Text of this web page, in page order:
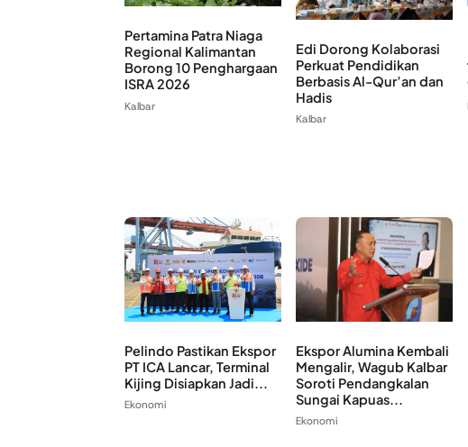
Pertamina Patra Niaga
Regional Kalimantan
Borong 10 Penghargaan
ISRA 2026
Kalbar
Edi Dorong Kolaborasi
Perkuat Pendidikan
Berbasis Al-Qur’an dan
Hadis
Kalbar
Pelindo Pastikan Ekspor
PT ICA Lancar, Terminal
Kijing Disiapkan Jadi...
Ekonomi
Ekspor Alumina Kembali
Mengalir, Wagub Kalbar
Soroti Pendangkalan
Sungai Kapuas...
Ekonomi